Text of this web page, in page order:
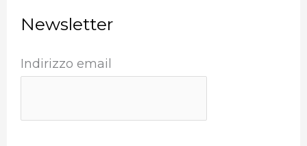
Newsletter
Indirizzo email